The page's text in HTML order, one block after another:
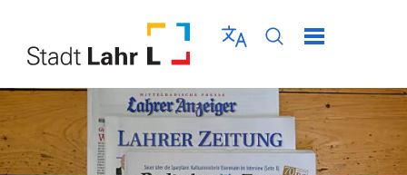
Sprache wählen
Seiten-Suche
Menü schließen